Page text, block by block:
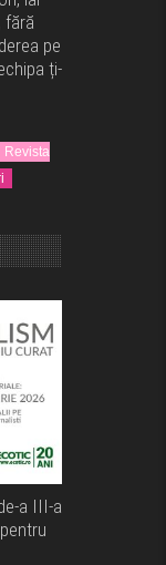
fără
pe
ți-
Revista
a III-a